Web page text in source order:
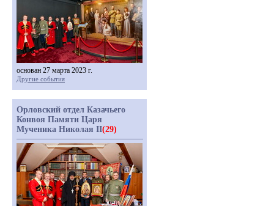
основан 27 марта 2023 г.
Другие события
Орловский отдел Казачьего
Конвоя Памяти Царя
Мученика Николая II(29)